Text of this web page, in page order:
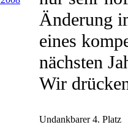
Änderung
eines
nächsten
Wir
Undankbarer 4. Platz